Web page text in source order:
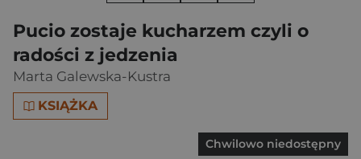
Pucio zostaje kucharzem czyli o
radości z jedzenia
Marta Galewska-Kustra
KSIĄŻKA
Chwilowo niedostępny